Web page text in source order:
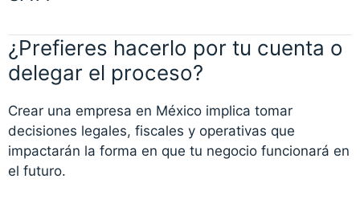
¿Prefieres hacerlo por tu cuenta o
delegar el proceso?
Crear una empresa en México implica tomar
decisiones legales, fiscales y operativas que
impactarán la forma en que tu negocio funcionará en
el futuro.